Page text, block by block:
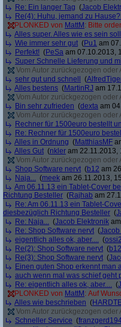
Re: Ein langer Tag (Jacob
Re(4): Huhu, jemand zu Hause?!
PLONKED von MattM : Bitte
Alles super. Alles wie es sein
Wie immer sehr gut (Pu1 am
Perfekt! (PeSa am 07.10.2013,
Super Schnelle Lieferung und
Vom Autor zurückgezogen
sehr gut und schnell
(
Alles bestens (MartinRJ am
Vom Autor zurückgezogen
Bin sehr zufrieden (dexta am
Vom Autor zurückgezogen
Rechner für 1500euro bestellt
Re: Rechner für 1500euro
Alles in Ordnung (MatthiasMF
Alles Gut (nkler am 22.11.2013,
Vom Autor zurückgezogen
Shop Software nervt (b12 am
Naja... (meek am 26.11.2013,
Am 06.11.13 ein Tablet-Cover
Richtung Besteller (Rajhab am
Re: Am 06.11.13 ein Tablet-
diesbezüglich Richtung Besteller (
Re: Naja... (Jacob Elektronik
Re: Shop Software nervt (
eigentlich alles ok, aber.... (
Re(2): Shop Software nervt (b12
Re(3): Shop Software nervt (
Einen guten Shop erkennt man
auch wenn mal was schief geht
Re: eigentlich alles ok, aber.... (
PLONKED von MattM : Auf
Alles wie beschrieben (
Vom Autor zurückgezogen
Schneller Service (